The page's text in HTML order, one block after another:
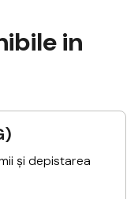
in
și depistarea